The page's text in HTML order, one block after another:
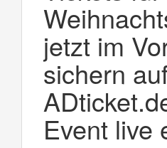
jetzt im
sichern
Event live